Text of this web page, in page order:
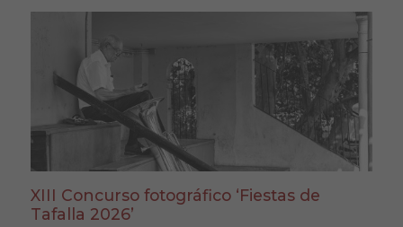
XIII Concurso fotográfico ‘Fiestas de
Tafalla 2026’